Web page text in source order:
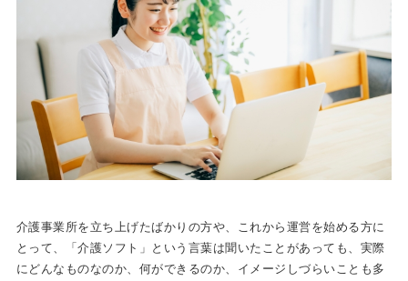
介護事業所を立ち上げたばかりの方や、これから運営を始める方に
とって、「介護ソフト」という言葉は聞いたことがあっても、実際
にどんなものなのか、何ができるのか、イメージしづらいことも多